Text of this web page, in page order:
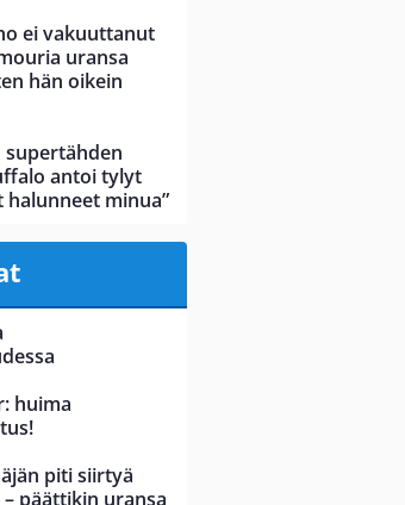
ei vakuuttanut
uransa
hän oikein
supertähden
antoi tylyt
halunneet minua”
huima
piti siirtyä
päättikin uransa